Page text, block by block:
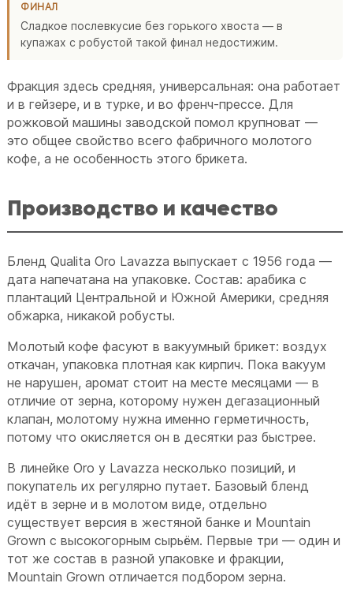
ФИНАЛ
Сладкое послевкусие без горького хвоста — в
купажах с робустой такой финал недостижим.
Фракция здесь средняя, универсальная: она работает
и в гейзере, и в турке, и во френч-прессе. Для
рожковой машины заводской помол крупноват —
это общее свойство всего фабричного молотого
кофе, а не особенность этого брикета.
Производство и качество
Бленд Qualita Oro Lavazza выпускает с 1956 года —
дата напечатана на упаковке. Состав: арабика с
плантаций Центральной и Южной Америки, средняя
обжарка, никакой робусты.
Молотый кофе фасуют в вакуумный брикет: воздух
откачан, упаковка плотная как кирпич. Пока вакуум
не нарушен, аромат стоит на месте месяцами — в
отличие от зерна, которому нужен дегазационный
клапан, молотому нужна именно герметичность,
потому что окисляется он в десятки раз быстрее.
В линейке Oro у Lavazza несколько позиций, и
покупатель их регулярно путает. Базовый бленд
идёт в зерне и в молотом виде, отдельно
существует версия в жестяной банке и Mountain
Grown с высокогорным сырьём. Первые три — один и
тот же состав в разной упаковке и фракции,
Mountain Grown отличается подбором зерна.